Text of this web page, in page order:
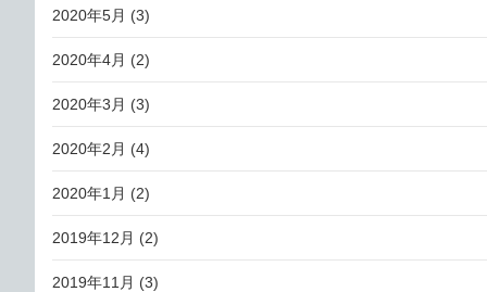
2020年5月 (3)
2020年4月 (2)
2020年3月 (3)
2020年2月 (4)
2020年1月 (2)
2019年12月 (2)
2019年11月 (3)